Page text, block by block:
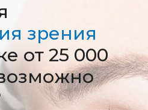
зрения
от 25 000